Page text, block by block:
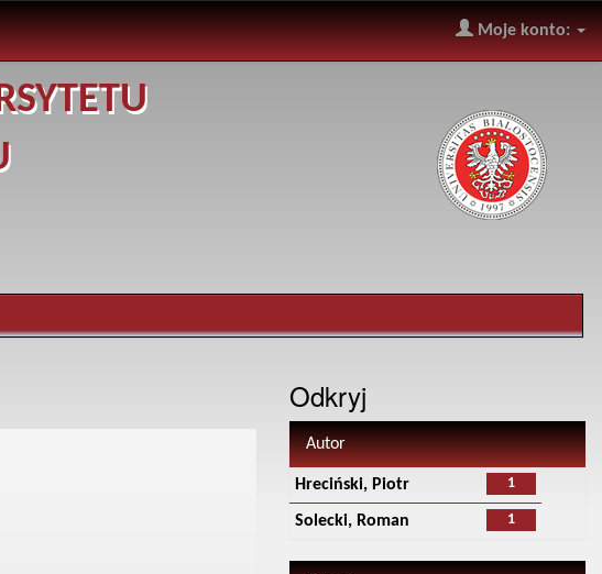
Moje konto:
Odkryj
Autor
1
Hreciński, Piotr
1
Solecki, Roman